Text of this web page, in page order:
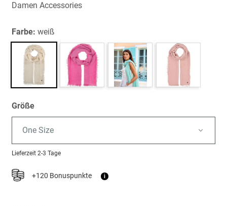
springen
Damen Accessories
Farbe: weiß
Größe
One Size
Lieferzeit 2-3 Tage
+120 Bonuspunkte i